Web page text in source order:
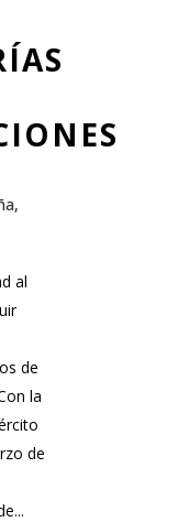
,
al
de
la
de